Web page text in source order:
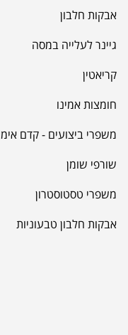
אבקות חלבון
גיינר לעלייה במסה
קריאטין
חומצות אמינו
משפרי ביצועים - קדם
שורפי שומן
משפרי טסטוסטרון
אבקות חלבון טבעוניות